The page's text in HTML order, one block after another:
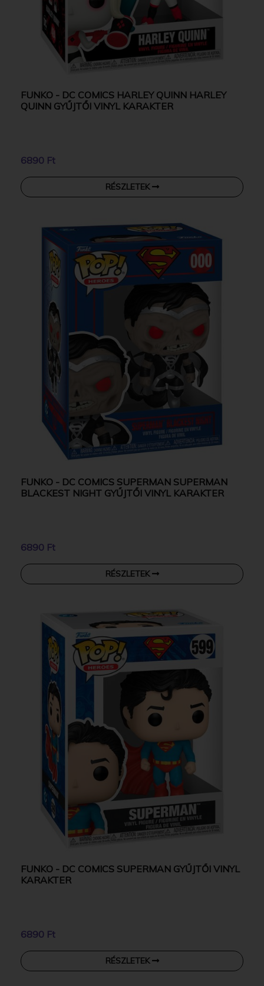
FUNKO - DC COMICS HARLEY QUINN HARLEY
QUINN GYŰJTŐI VINYL KARAKTER
6890 Ft
RÉSZLETEK
FUNKO - DC COMICS SUPERMAN SUPERMAN
BLACKEST NIGHT GYŰJTŐI VINYL KARAKTER
6890 Ft
RÉSZLETEK
FUNKO - DC COMICS SUPERMAN GYŰJTŐI VINYL
KARAKTER
6890 Ft
RÉSZLETEK